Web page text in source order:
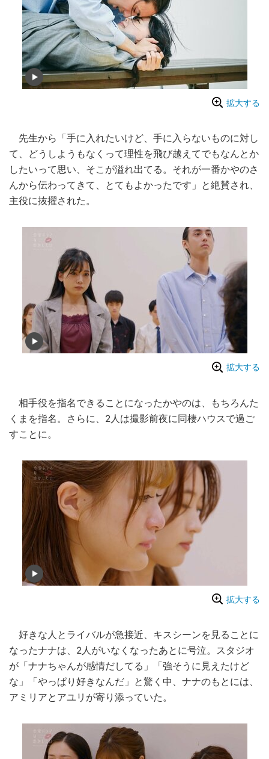
拡大する
先生から「手に入れたいけど、手に入らないものに対し
て、どうしようもなくって理性を飛び越えてでもなんとか
したいって思い、そこが溢れ出てる。それが一番かやのさ
んから伝わってきて、とてもよかったです」と絶賛され、
主役に抜擢された。
拡大する
相手役を指名できることになったかやのは、もちろんた
くまを指名。さらに、2人は撮影前夜に同棲ハウスで過ご
すことに。
拡大する
好きな人とライバルが急接近、キスシーンを見ることに
なったナナは、2人がいなくなったあとに号泣。スタジオ
が「ナナちゃんが感情だしてる」「強そうに見えたけど
な」「やっぱり好きなんだ」と驚く中、ナナのもとには、
アミリアとアユリが寄り添っていた。